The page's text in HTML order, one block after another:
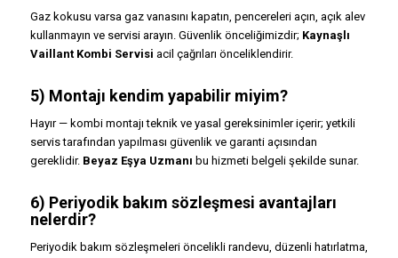
Gaz kokusu varsa gaz vanasını kapatın, pencereleri açın, açık alev
kullanmayın ve servisi arayın. Güvenlik önceliğimizdir; Kaynaşlı
Vaillant Kombi Servisi acil çağrıları önceliklendirir.
5) Montajı kendim yapabilir miyim?
Hayır — kombi montajı teknik ve yasal gereksinimler içerir; yetkili
servis tarafından yapılması güvenlik ve garanti açısından
gereklidir. Beyaz Eşya Uzmanı bu hizmeti belgeli şekilde sunar.
6) Periyodik bakım sözleşmesi avantajları
nelerdir?
Periyodik bakım sözleşmeleri öncelikli randevu, düzenli hatırlatma,